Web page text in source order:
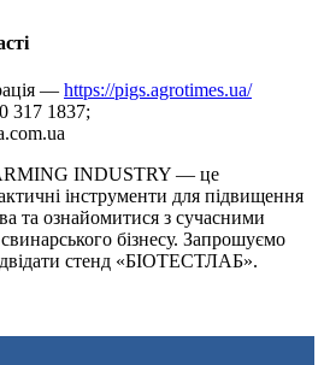
— https://pigs.agrotimes.ua/
317 1837;
INDUSTRY — це
інструменти для підвищення
та ознайомитися з сучасними
бізнесу. Запрошуємо
стенд «БІОТЕСТЛАБ».